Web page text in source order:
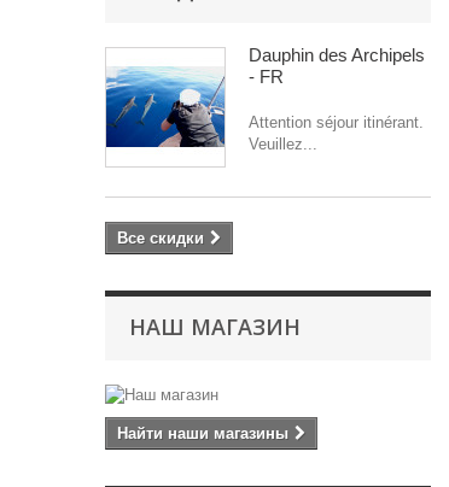
Dauphin des Archipels
- FR
Attention séjour itinérant.
Veuillez...
Все скидки
НАШ МАГАЗИН
Найти наши магазины